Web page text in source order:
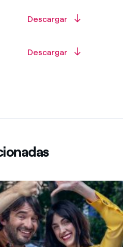
Descargar
Descargar